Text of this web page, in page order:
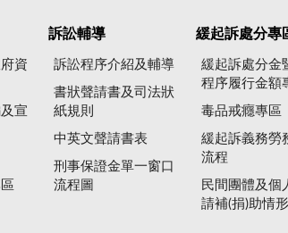
資
宣
訴訟輔導
訴訟程序介紹及輔導
書狀聲請書及司法狀
紙規則
中英文聲請書表
刑事保證金單一窗口
流程圖
緩起訴處分專
緩起訴處分金
程序履行金額
毒品戒癮專區
緩起訴義務勞
流程
民間團體及個
請補(捐)助情形